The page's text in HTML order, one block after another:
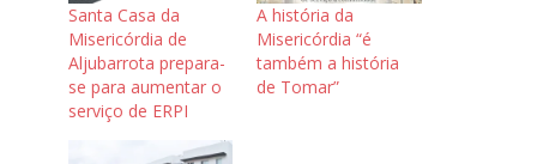
Santa Casa da
Misericórdia de
Aljubarrota prepara-
se para aumentar o
serviço de ERPI
A história da
Misericórdia “é
também a história
de Tomar”